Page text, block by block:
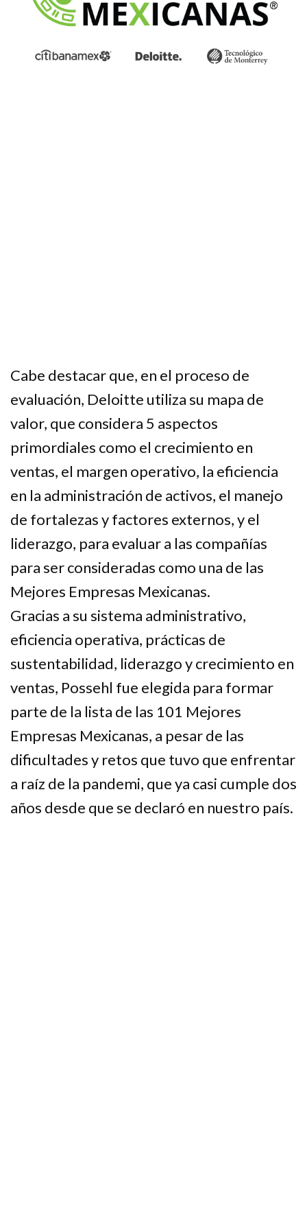
Cabe destacar que, en el proceso de
evaluación, Deloitte utiliza su mapa de
valor, que considera 5 aspectos
primordiales como el crecimiento en
ventas, el margen operativo, la eficiencia
en la administración de activos, el manejo
de fortalezas y factores externos, y el
liderazgo, para evaluar a las compañías
para ser consideradas como una de las
Mejores Empresas Mexicanas.
Gracias a su sistema administrativo,
eficiencia operativa, prácticas de
sustentabilidad, liderazgo y crecimiento en
ventas, Possehl fue elegida para formar
parte de la lista de las 101 Mejores
Empresas Mexicanas, a pesar de las
dificultades y retos que tuvo que enfrentar
a raíz de la pandemi, que ya casi cumple dos
años desde que se declaró en nuestro país.